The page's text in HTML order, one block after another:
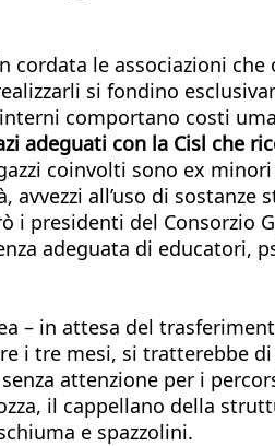
le associazioni
si fondino
comportano costi
con la Cisl che
coinvolti sono ex
all’uso di sostanze
presidenti del Consorzio
adeguata di educatori,
in attesa del
i tre mesi, si tratterebbe
attenzione per i
il cappellano della
e spazzolini.